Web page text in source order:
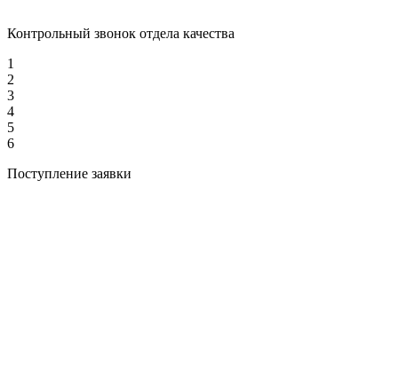
Контрольный звонок отдела качества
1
2
3
4
5
6
Поступление заявки